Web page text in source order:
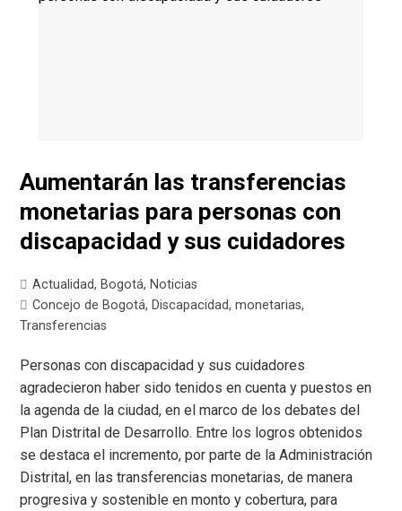
Aumentarán las transferencias
monetarias para personas con
discapacidad y sus cuidadores
Actualidad, Bogotá, Noticias
Concejo de Bogotá, Discapacidad,monetarias,
Transferencias
Personas con discapacidad y sus cuidadores
agradecieron haber sido tenidos en cuenta y puestos en
la agenda de la ciudad, en el marco de los debates del
Plan Distrital de Desarrollo. Entre los logros obtenidos
se destaca el incremento, por parte de la Administración
Distrital, en las transferencias monetarias, de manera
progresiva y sostenible en monto y cobertura, para